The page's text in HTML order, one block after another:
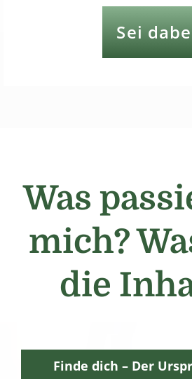
Sei
Was
mich?
die
Finde dich – Der